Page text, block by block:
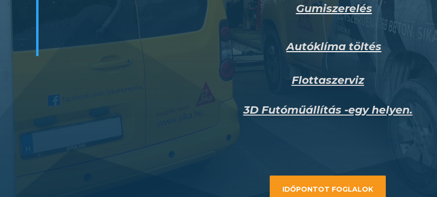
Gumiszerelés
Autóklíma töltés
Flottaszerviz
3D Futóműállítás -egy helyen.
IDŐPONTOT FOGLALOK